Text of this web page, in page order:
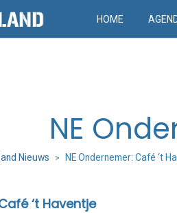
HOME
NE
Nieuws > NE Ondernemer: Café ‘t
‘t Haventje